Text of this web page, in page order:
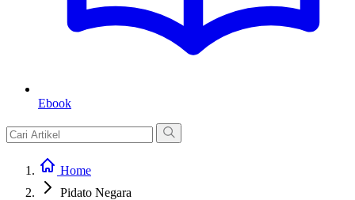
Ebook
Home
Pidato Negara